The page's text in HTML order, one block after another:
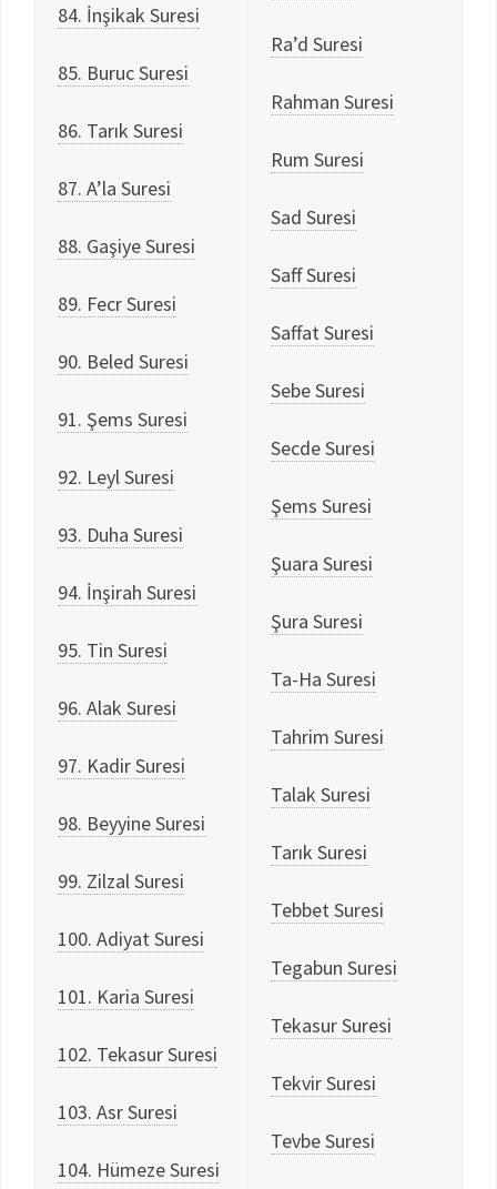
84. İnşikak Suresi
85. Buruc Suresi
86. Tarık Suresi
87. A’la Suresi
88. Gaşiye Suresi
89. Fecr Suresi
90. Beled Suresi
91. Şems Suresi
92. Leyl Suresi
93. Duha Suresi
94. İnşirah Suresi
95. Tin Suresi
96. Alak Suresi
97. Kadir Suresi
98. Beyyine Suresi
99. Zilzal Suresi
100. Adiyat Suresi
101. Karia Suresi
102. Tekasur Suresi
103. Asr Suresi
104. Hümeze Suresi
Ra’d Suresi
Rahman Suresi
Rum Suresi
Sad Suresi
Saff Suresi
Saffat Suresi
Sebe Suresi
Secde Suresi
Şems Suresi
Şuara Suresi
Şura Suresi
Ta-Ha Suresi
Tahrim Suresi
Talak Suresi
Tarık Suresi
Tebbet Suresi
Tegabun Suresi
Tekasur Suresi
Tekvir Suresi
Tevbe Suresi